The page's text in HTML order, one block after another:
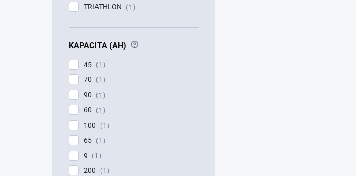
TRIATHLON 1
KAPACITA (AH) ?
45
1
70
1
90
1
60
1
100
1
65
1
9
1
200
1